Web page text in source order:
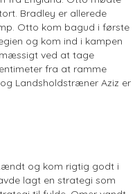
Bradley er allerede
Otto kom bagud i første
og kom ind i kampen
ved at tage
fra at ramme
Landsholdstræner Aziz er
og kom rigtig godt i
lagt en strategi som